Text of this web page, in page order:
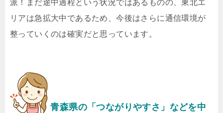
派！まだ途中過程という状況ではあるものの、東北エ
リアは急拡大中であるため、今後はさらに通信環境が
整っていくのは確実だと思っています。
青森県の「つながりやすさ」などを中